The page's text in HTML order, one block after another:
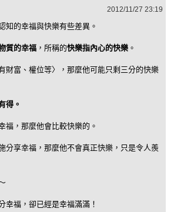
2012/11/27 23:19
知的幸福與快樂有些差異。
質的幸福，所稱的快樂指內心的快樂。
財富、權位等〉，那麼他可能只剩三分的快樂
得。
福，那麼他會比較快樂的。
分享幸福，那麼他不會真正快樂，只是令人羨
幸福，卻已經是幸福滿滿！